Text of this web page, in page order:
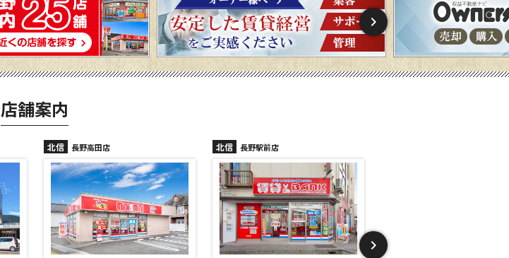
店舗案内
北信 長野高田店 北信 長野駅前店